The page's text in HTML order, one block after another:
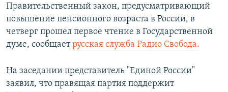
Правительственный закон, предусматривающий
повышение пенсионного возраста в России, в
четверг прошел первое чтение в Государственной
думе, сообщаетрусская служба Радио Свобода.
На заседании представитель "Единой России"
заявил, что правящая партия поддержит